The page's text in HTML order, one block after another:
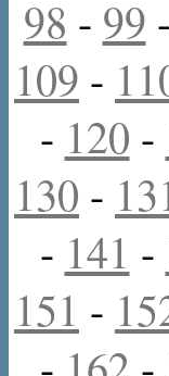
98 - 99 -
109 -
- 120 -
130 -
- 141 -
151 -